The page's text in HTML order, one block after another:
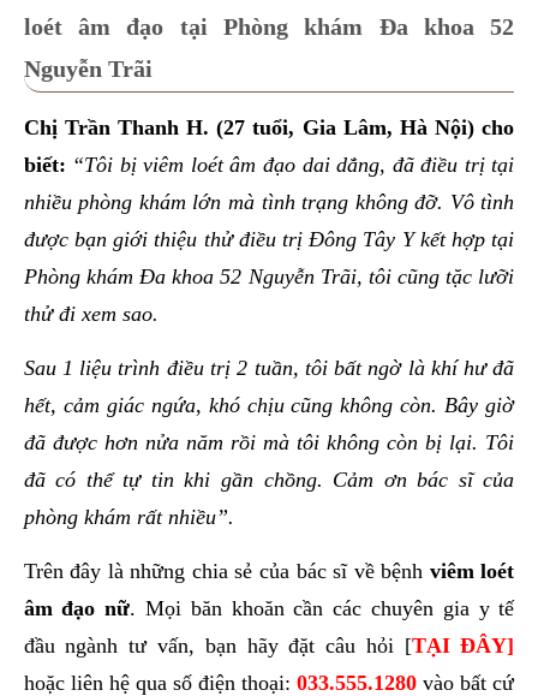
loét âm đạo tại Phòng khám Đa khoa 52
Nguyễn Trãi
Chị Trần Thanh H. (27 tuổi, Gia Lâm, Hà Nội) cho
biết: “Tôi bị viêm loét âm đạo dai dẳng, đã điều trị tại
nhiều phòng khám lớn mà tình trạng không đỡ. Vô tình
được bạn giới thiệu thử điều trị Đông Tây Y kết hợp tại
Phòng khám Đa khoa 52 Nguyễn Trãi, tôi cũng tặc lưỡi
thử đi xem sao.
Sau 1 liệu trình điều trị 2 tuần, tôi bất ngờ là khí hư đã
hết, cảm giác ngứa, khó chịu cũng không còn. Bây giờ
đã được hơn nửa năm rồi mà tôi không còn bị lại. Tôi
đã có thể tự tin khi gần chồng. Cảm ơn bác sĩ của
phòng khám rất nhiều”.
Trên đây là những chia sẻ của bác sĩ về bệnh viêm loét
âm đạo nữ. Mọi băn khoăn cần các chuyên gia y tế
đầu ngành tư vấn, bạn hãy đặt câu hỏi [TẠI ĐÂY]
hoặc liên hệ qua số điện thoại:033.555.1280 vào bất cứ